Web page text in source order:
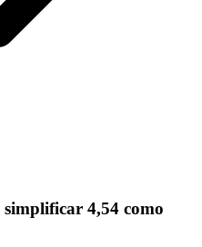
4,54 como